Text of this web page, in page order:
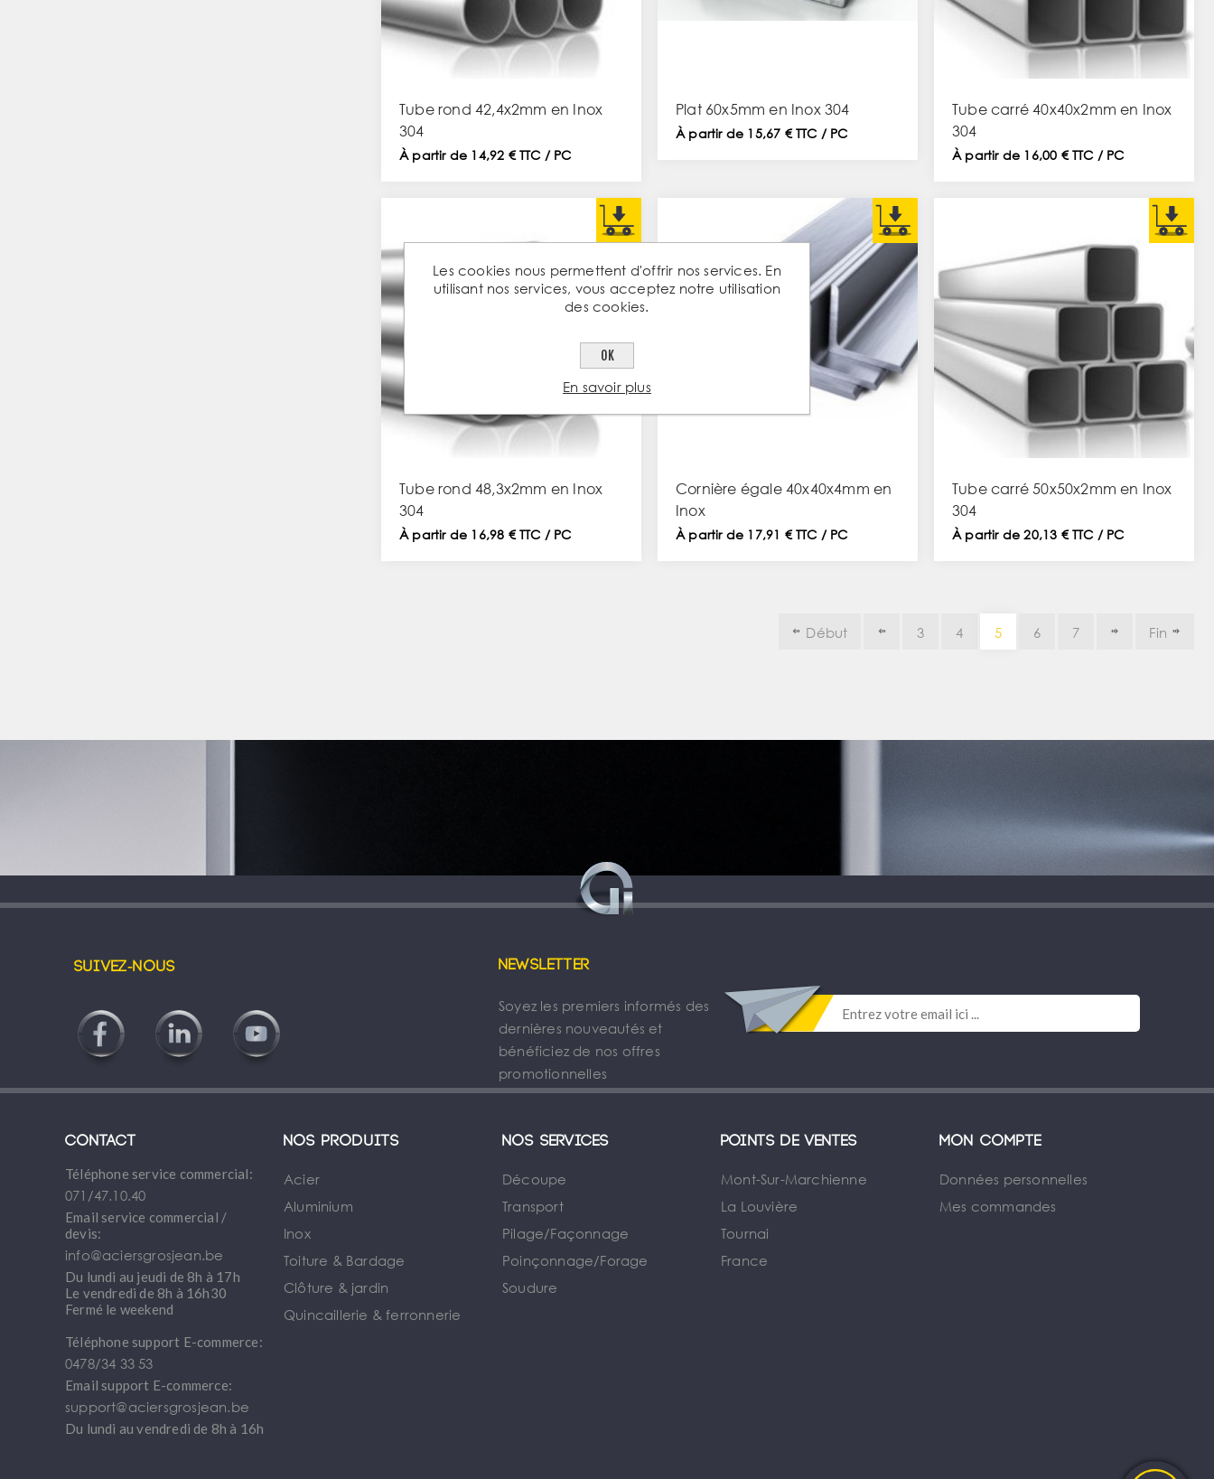
Tube rond 42,4x2mm en Inox
304
À partir de 14,92 € TTC / PC
Plat 60x5mm en Inox 304
À partir de 15,67 € TTC / PC
Tube carré 40x40x2mm en Inox
304
À partir de 16,00 € TTC / PC
Tube rond 48,3x2mm en Inox
304
À partir de 16,98 € TTC / PC
Cornière égale 40x40x4mm en
Inox
À partir de 17,91 € TTC / PC
Tube carré 50x50x2mm en Inox
304
À partir de 20,13 € TTC / PC
Début 3 4 5 6 7 Fin
Suivez-nous Newsletter
Soyez les premiers informés des
dernières nouveautés et
bénéficiez de nos offres
promotionnelles
Contact
Téléphone service commercial:
071/47.10.40
Email service commercial /
devis:
info@aciersgrosjean.be
Du lundi au jeudi de 8h à 17h
Le vendredi de 8h à 16h30
Fermé le weekend
Téléphone support E-commerce:
0478/34 33 53
Email support E-commerce:
support@aciersgrosjean.be
Du lundi au vendredi de 8h à 16h
Nos produits
Acier
Aluminium
Inox
Toiture & Bardage
Clôture & jardin
Quincaillerie & ferronnerie
Nos services
Découpe
Transport
Pilage/Façonnage
Poinçonnage/Forage
Soudure
Points de ventes
Mont-Sur-Marchienne
La Louvière
Tournai
France
Mon compte
Données personnelles
Mes commandes
Les cookies nous permettent d'offrir nos services. En
utilisant nos services, vous acceptez notre utilisation
des cookies.
OK
En savoir plus